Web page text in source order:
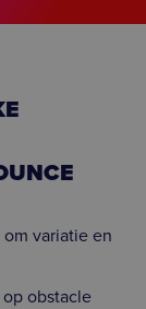
variatie en
obstacle